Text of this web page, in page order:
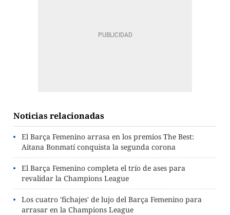
Noticias relacionadas
El Barça Femenino arrasa en los premios The Best:
Aitana Bonmatí conquista la segunda corona
El Barça Femenino completa el trío de ases para
revalidar la Champions League
Los cuatro 'fichajes' de lujo del Barça Femenino para
arrasar en la Champions League